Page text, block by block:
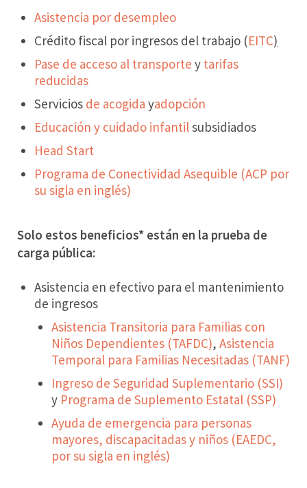
Asistencia por desempleo
Crédito fiscal por ingresos del trabajo (EITC)
Pase de acceso al transporte y tarifas
reducidas
Servicios de acogida yadopción
Educación y cuidado infantilsubsidiados
Head Start
Programa de Conectividad Asequible (ACP por
su sigla en inglés)
Solo estos beneficios* están en la prueba de
carga pública:
Asistencia en efectivo para el mantenimiento
de ingresos
Asistencia Transitoria para Familias con
Niños Dependientes (TAFDC), Asistencia
Temporal para Familias Necesitadas (TANF)
Ingreso de Seguridad Suplementario (SSI)
y Programa de Suplemento Estatal (SSP)
Ayuda de emergencia para personas
mayores, discapacitadas y niños (EAEDC,
por su sigla en inglés)